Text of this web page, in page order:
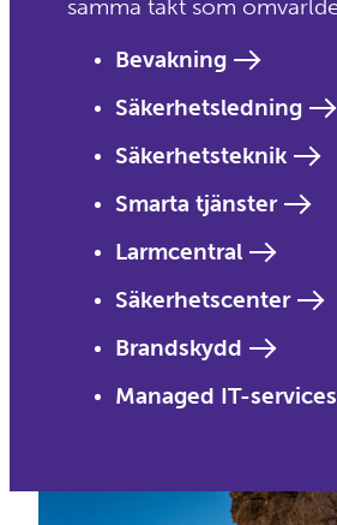
samma takt som
Bevakning
Säkerhetsledning
Säkerhetsteknik
Smarta tjänster
Larmcentral
Säkerhetscenter
Brandskydd
Managed IT-services